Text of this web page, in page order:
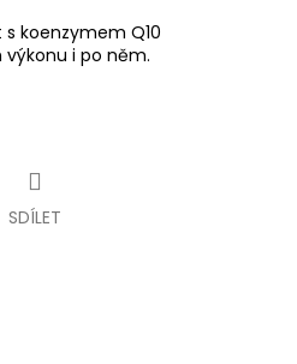
koenzymem Q10
i po něm.
SDÍLET